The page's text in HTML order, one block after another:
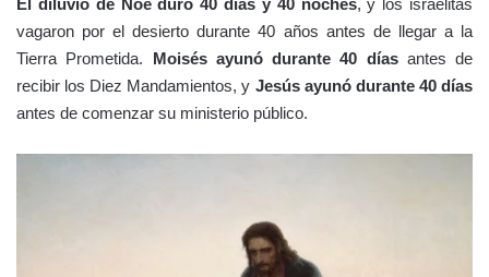
El diluvio de Noé duró 40 días y 40 noches, y los israelitas
vagaron por el desierto durante 40 años antes de llegar a la
Tierra Prometida. Moisés ayunó durante 40 díasantes de
recibir los Diez Mandamientos, y Jesús ayunó durante 40 días
antes de comenzar su ministerio público.